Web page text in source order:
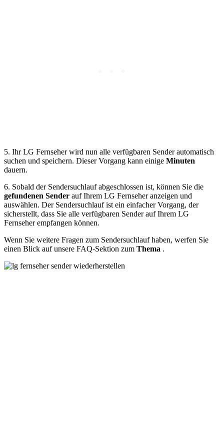
5. Ihr LG Fernseher wird nun alle verfügbaren Sender automatisch
suchen und speichern. Dieser Vorgang kann einige Minuten
dauern.
6. Sobald der Sendersuchlauf abgeschlossen ist, können Sie die
gefundenen Sender auf Ihrem LG Fernseher anzeigen und
auswählen. Der Sendersuchlauf ist ein einfacher Vorgang, der
sicherstellt, dass Sie alle verfügbaren Sender auf Ihrem LG
Fernseher empfangen können.
Wenn Sie weitere Fragen zum Sendersuchlauf haben, werfen Sie
einen Blick auf unsere FAQ-Sektion zum Thema .